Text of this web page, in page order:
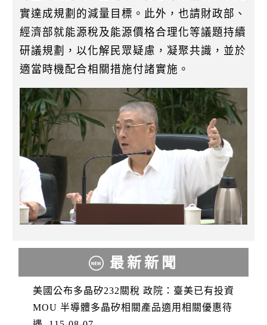
實達成規劃的減量目標。此外，也請財政部、
經濟部就能源稅及能源價格合理化等議題持續
研議規劃，以化解民眾疑慮，凝聚共識，並於
適當時機配合相關措施付諸實施。
最新新聞
美國公布多晶矽232關稅 政院：臺美已有投資
MOU 半導體多晶矽相關產品適用相關優惠待